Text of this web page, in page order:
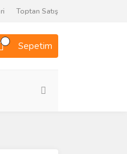
Toptan Satış
Sepetim